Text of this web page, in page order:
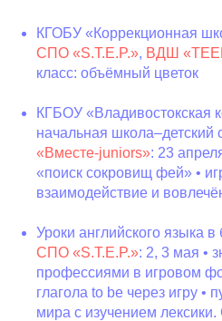
КГОБУ «Коррекционная
СПО «S.T.E.P.», ВДШ
класс: объёмный цветок
КГБОУ «Владивостокская
начальная школа–детский
«Вместе-juniors»: 23
«поиск сокровищ фей» •
взаимодействие и
Уроки английского языка в
СПО «S.T.E.P.»: 2, 3 мая •
профессиями в игровом
глагола to be через игру •
мира с изучением лексики.